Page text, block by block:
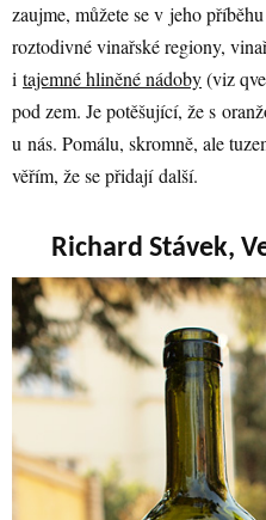
zaujme, můžete se v jeho
roztodivné vinařské regiony,
i tajemné hliněné nádoby(viz
pod zem. Je potěšující, že s
u nás. Pomálu, skromně, ale
věřím, že se přidají další.
Richard Stávek,